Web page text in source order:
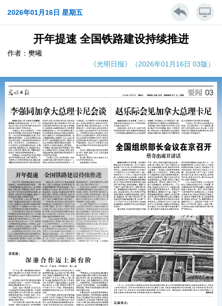
2026年01月16日 星期五
开年提速 全国铁路建设持续推进
作者：樊曦
《光明日报》（2026年01月16日 03版）